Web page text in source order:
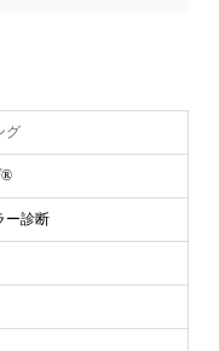
グ
®
ー診断